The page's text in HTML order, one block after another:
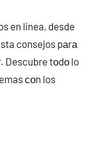
en línea, desde
consejos pаrа
Descubre tοdο lo
сοn los